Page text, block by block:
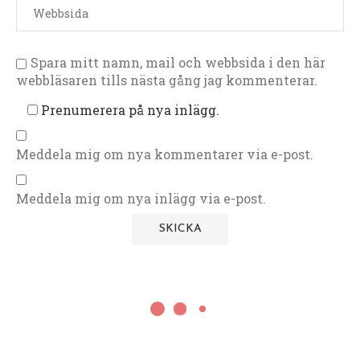
Spara mitt namn, mail och webbsida i den här
webbläsaren tills nästa gång jag kommenterar.
Prenumerera på nya inlägg.
Meddela mig om nya kommentarer via e-post.
Meddela mig om nya inlägg via e-post.